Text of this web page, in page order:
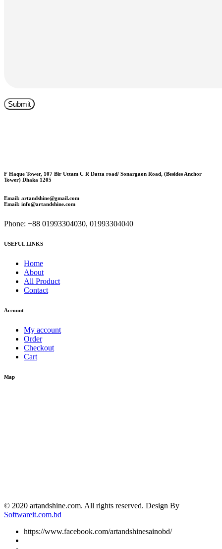
F Haque Tower, 107 Bir Uttam C R Datta road/ Sonargaon Road, (Besides Anchor
Tower) Dhaka 1205
Email: artandshine@gmail.com
Email: info@artandshine.com
Phone: +88 01993304030, 01993304040
USEFUL LINKS
Home
About
All Product
Contact
Account
My account
Order
Checkout
Cart
Map
© 2020 artandshine.com. All rights reserved. Design By
Softwareit.com.bd
https://www.facebook.com/artandshinesainobd/